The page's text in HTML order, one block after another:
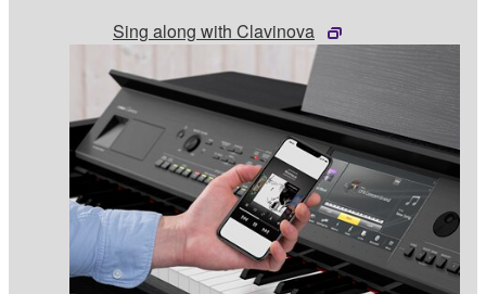
Sing along with Clavinova